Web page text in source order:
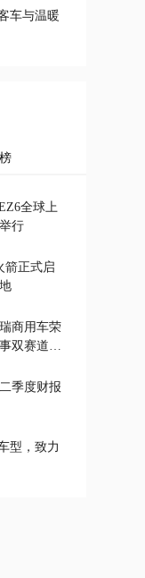
车与温暖
全球上
行
箭正式启
商用车荣
双赛道一
季度财报
型，致力